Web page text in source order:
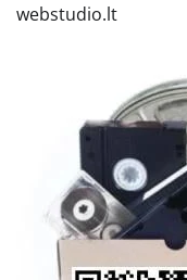
webstudio.lt